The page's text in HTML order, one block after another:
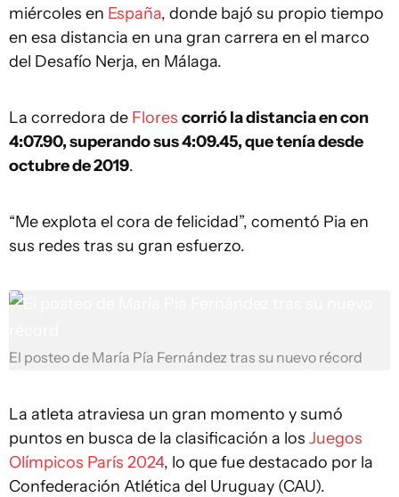
miércoles en España, donde bajó su propio tiempo
en esa distancia en una gran carrera en el marco
del Desafío Nerja, en Málaga.
La corredora de Flores corrió la distancia en con
4:07.90, superando sus 4:09.45, que tenía desde
octubre de 2019.
“Me explota el cora de felicidad”, comentó Pia en
sus redes tras su gran esfuerzo.
El posteo de María Pía Fernández tras su nuevo récord
La atleta atraviesa un gran momento y sumó
puntos en busca de la clasificación a los Juegos
Olímpicos París 2024, lo que fue destacado por la
Confederación Atlética del Uruguay (CAU).